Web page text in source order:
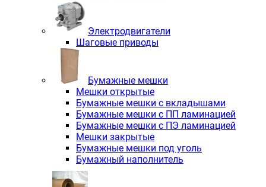
Электродвигатели
Шаговые приводы
Бумажные мешки
Мешки открытые
Бумажные мешки с вкладышами
Бумажные мешки с ПП ламинацией
Бумажные мешки с ПЭ ламинацией
Мешки закрытые
Бумажные мешки под уголь
Бумажный наполнитель